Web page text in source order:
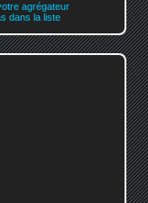
agrégateur
dans la liste